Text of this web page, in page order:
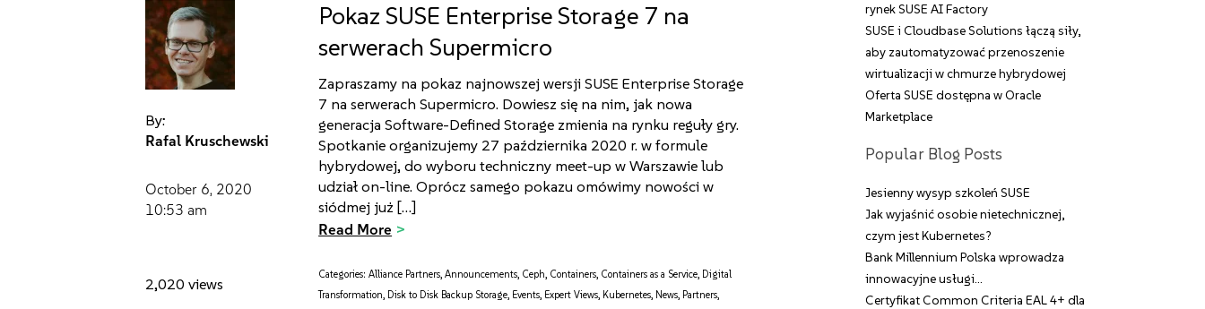
By:
Rafal Kruschewski
October 6, 2020
10:53 am
2,020 views
Pokaz SUSE Enterprise Storage 7 na
serwerach Supermicro
Zapraszamy na pokaz najnowszej wersji SUSE Enterprise Storage
7 na serwerach Supermicro. Dowiesz się na nim, jak nowa
generacja Software-Defined Storage zmienia na rynku reguły gry.
Spotkanie organizujemy 27 października 2020 r. w formule
hybrydowej, do wyboru techniczny meet-up w Warszawie lub
udział on-line. Oprócz samego pokazu omówimy nowości w
siódmej już […]
Read More
Categories: Alliance Partners,Announcements, Ceph, Containers, Containers as a Service, Digital
Transformation, Disk to Disk Backup Storage, Events, Expert Views, Kubernetes, News, Partners,
rynek SUSE AI Factory
SUSE i Cloudbase Solutions łączą siły,
aby zautomatyzować przenoszenie
wirtualizacji w chmurze hybrydowej
Oferta SUSE dostępna w Oracle
Marketplace
Popular Blog Posts
Jesienny wysyp szkoleń SUSE
Jak wyjaśnić osobie nietechnicznej,
czym jest Kubernetes?
Bank Millennium Polska wprowadza
innowacyjne usługi…
Certyfikat Common Criteria EAL 4+ dla